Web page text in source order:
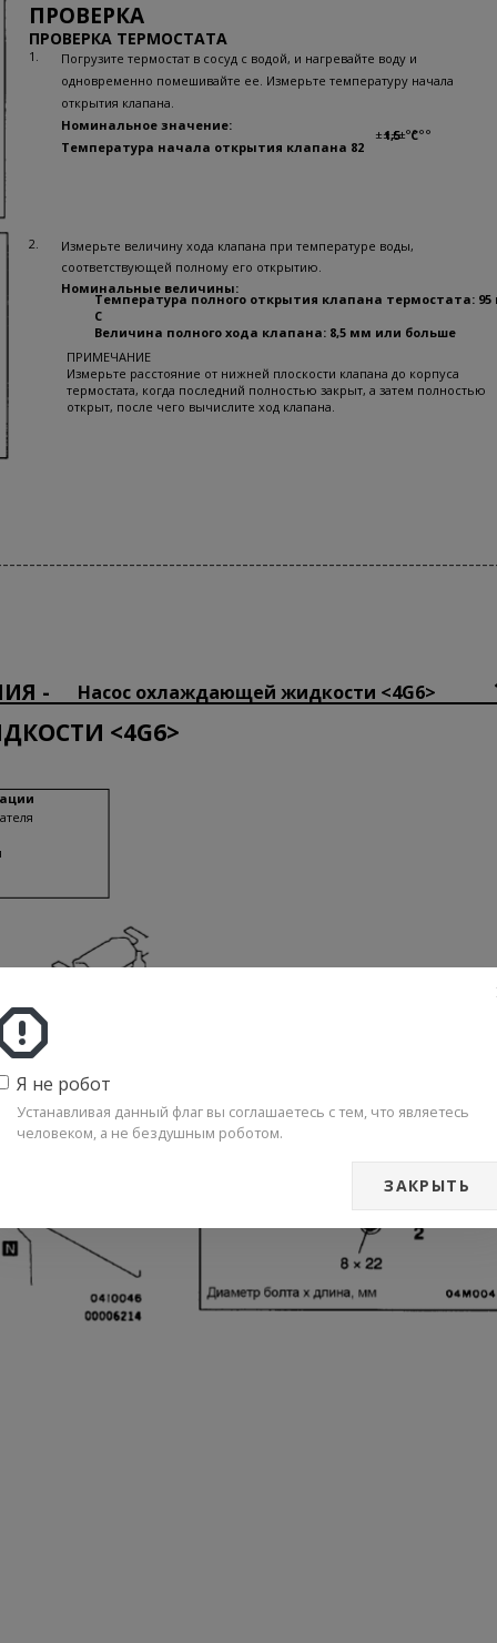
ПРОВЕРКА
ПРОВЕРКА ТЕРМОСТАТА
1.
Погрузите термостат в сосуд с водой, и нагревайте воду и
одновременно помешивайте ее. Измерьте температуру начала
открытия клапана.
Номинальное значение:
Температура начала открытия клапана 82
±±±±
1,5 °°°°
С
2.
Измерьте величину хода клапана при температуре воды,
соответствующей полному его открытию.
Номинальные величины:
Температура полного открытия клапана термостата: 95
С
Величина полного хода клапана: 8,5 мм или больше
ПРИМЕЧАНИЕ
Измерьте расстояние от нижней плоскости клапана до корпуса
термостата, когда последний полностью закрыт, а затем полностью
открыт, после чего вычислите ход клапана.
- Насос охлаждающей жидкости <4G6>
<4G6>
Я не робот
Устанавливая данный флаг вы соглашаетесь с тем, что являетесь
человеком, а не бездушным роботом.
ЗАКРЫТЬ